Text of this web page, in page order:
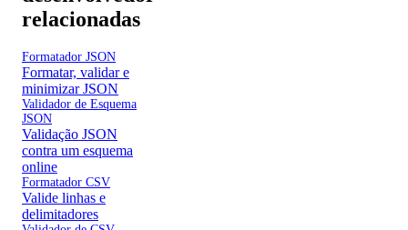
relacionadas
Formatador JSON
Formatar, validar e
minimizar JSON
Validador de Esquema
JSON
Validação JSON
contra um esquema
online
Formatador CSV
Valide linhas e
delimitadores